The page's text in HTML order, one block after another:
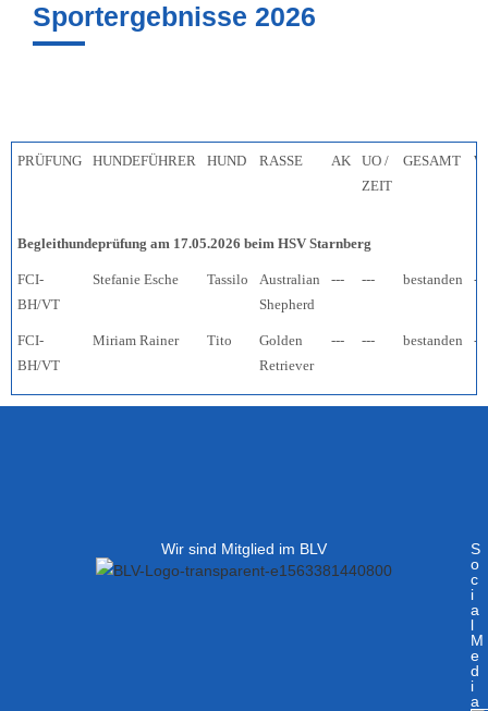
Sportergebnisse 2026
PRÜFUNG HUNDEFÜHRER HUND RASSE AK
UO /
ZEIT
GESAMT
Begleithundeprüfung am 17.05.2026 beim HSV Starnberg
FCI-
BH/VT
Stefanie Esche Tassilo
Australian
Shepherd
--- --- bestanden ---
FCI-
BH/VT
Miriam Rainer Tito
Golden
Retriever
--- --- bestanden ---
Wir sind Mitglied im BLV
S
o
c
i
a
l
M
e
d
i
a